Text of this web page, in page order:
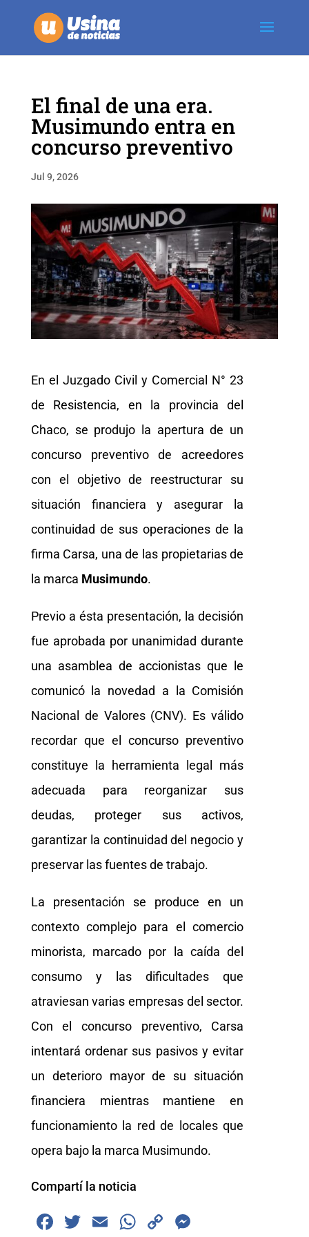
El final de una era.
Musimundo entra en
concurso preventivo
Jul 9, 2026
En el Juzgado Civil y Comercial N° 23
de Resistencia, en la provincia del
Chaco, se produjo la apertura de un
concurso preventivo de acreedores
con el objetivo de reestructurar su
situación financiera y asegurar la
continuidad de sus operaciones de la
firma Carsa, una de las propietarias de
la marca Musimundo.
Previo a ésta presentación, la decisión
fue aprobada por unanimidad durante
una asamblea de accionistas que le
comunicó la novedad a la Comisión
Nacional de Valores (CNV). Es válido
recordar que el concurso preventivo
constituye la herramienta legal más
adecuada para reorganizar sus
deudas, proteger sus activos,
garantizar la continuidad del negocio y
preservar las fuentes de trabajo.
La presentación se produce en un
contexto complejo para el comercio
minorista, marcado por la caída del
consumo y las dificultades que
atraviesan varias empresas del sector.
Con el concurso preventivo, Carsa
intentará ordenar sus pasivos y evitar
un deterioro mayor de su situación
financiera mientras mantiene en
funcionamiento la red de locales que
opera bajo la marca Musimundo.
Compartí la noticia
F
T
E
W
C